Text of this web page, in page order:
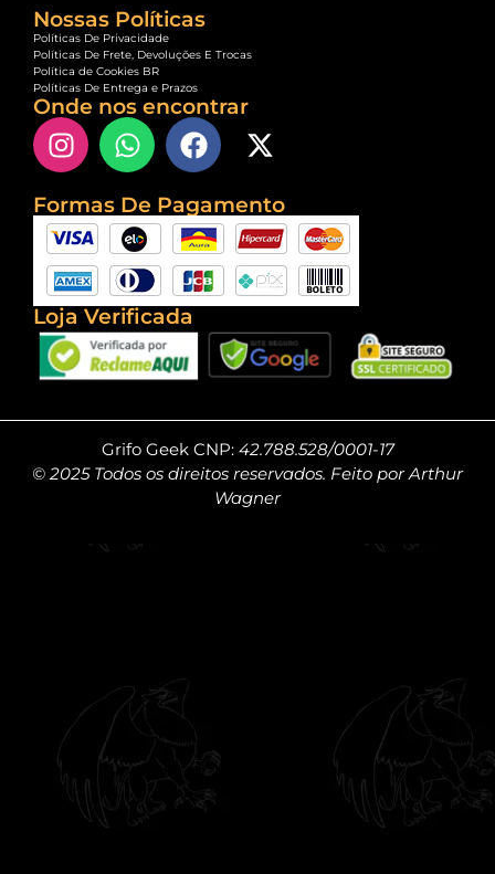
Nossas Políticas
Políticas De Privacidade
Políticas De Frete, Devoluções E Trocas
Política de Cookies BR
Políticas De Entrega e Prazos
Onde nos encontrar
Formas De Pagamento
Loja Verificada
Grifo Geek CNP: 42.788.528/0001-17
© 2025 Todos os direitos reservados. Feito por Arthur
Wagner